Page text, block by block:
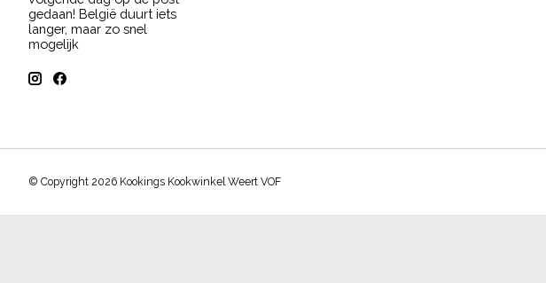
gedaan! België duurt iets
langer, maar zo snel
mogelijk
© Copyright 2026 Kookings Kookwinkel Weert VOF